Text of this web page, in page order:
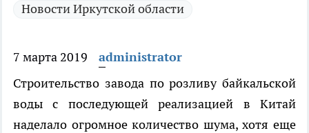
Новости Иркутской области
7 марта 2019
administrator
Строительство завода по розливу байкальской
воды с последующей реализацией в Китай
наделало огромное количество шума, хотя еще